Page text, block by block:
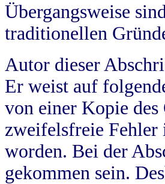
Übergangsweise
traditionellen
Autor dieser
Er weist auf
von einer Kopie
zweifelsfreie
worden. Bei der
gekommen sein.